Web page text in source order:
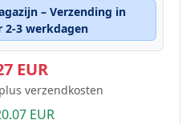
– Verzending in
2-3 werkdagen
EUR
verzendkosten
EUR